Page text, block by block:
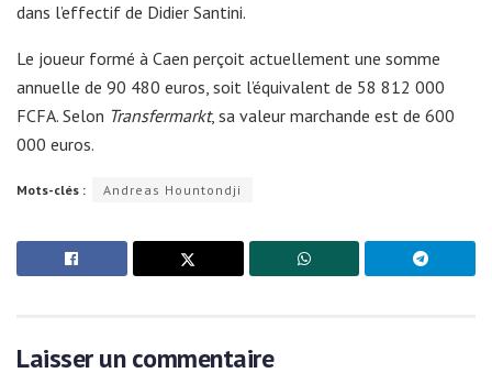
dans l’effectif de Didier Santini.
Le joueur formé à Caen perçoit actuellement une somme
annuelle de 90 480 euros, soit l’équivalent de 58 812 000
FCFA. Selon Transfermarkt, sa valeur marchande est de 600
000 euros.
Mots-clés : Andreas Hountondji
Laisser un commentaire